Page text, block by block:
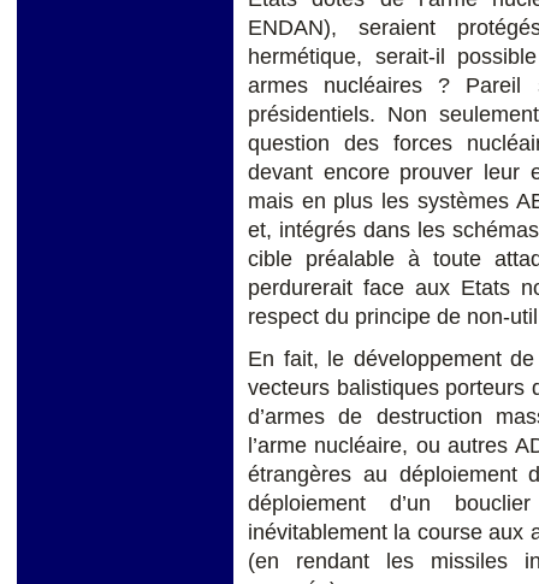
ENDAN), seraient
hermétique, serait-il
armes nucléaires ? Pareil
présidentiels. Non
question des forces
devant encore prouver leur
mais en plus les systèmes
et, intégrés dans les
cible préalable à toute
perdurerait face aux Etats
respect du principe de non-
En fait, le développement
vecteurs balistiques porteurs
d’armes de destruction
l’arme nucléaire, ou autres
étrangères au déploiement
déploiement d’un
inévitablement la course aux
(en rendant les missiles